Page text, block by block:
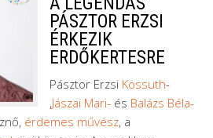
PÁSZTOR ERZSI
ÉRKEZIK
ERDŐKERTESRE
Pásztor Erzsi Kossuth-
,Jászai Mari- és Balázs Béla-
érdemes művész, a